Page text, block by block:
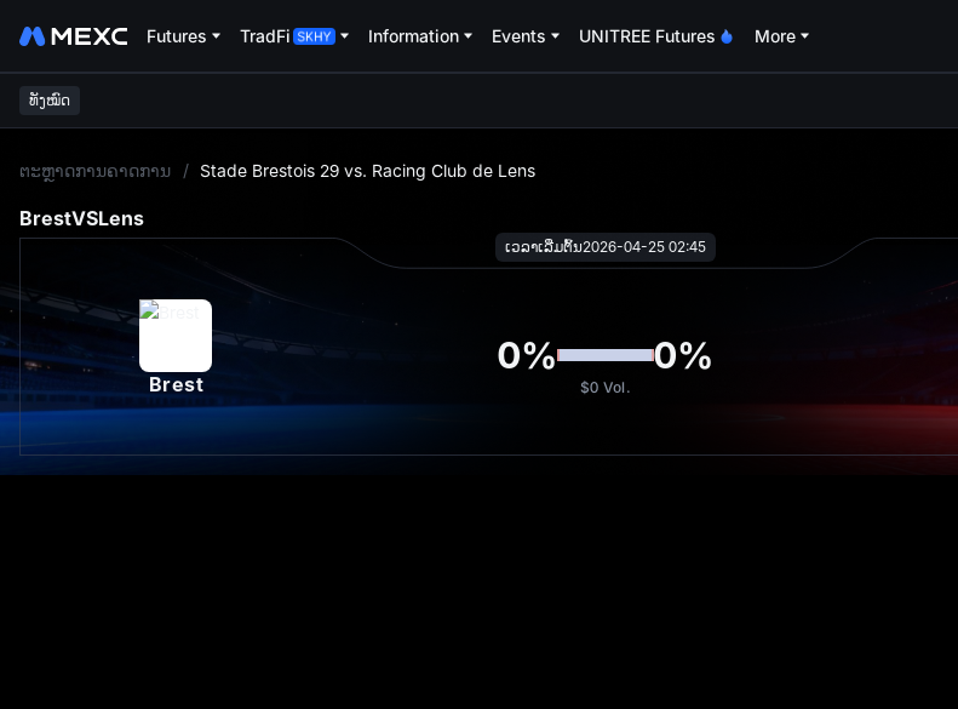
Futures TradFi Information Events UNITREE Futures More
ທັງໝົດ
ຕະຫຼາດການຄາດການ / Stade Brestois 29 vs. Racing Club de Lens
BrestVSLens
ເວລາເລີ່ມຕົ້ນ2026-04-25 02:45
Brest
0% 0%
$0 Vol.